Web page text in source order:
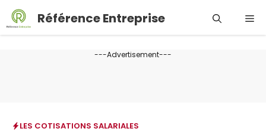
Aller
contenu
Référence Entreprise
---Advertisement---
LES COTISATIONS SALARIALES